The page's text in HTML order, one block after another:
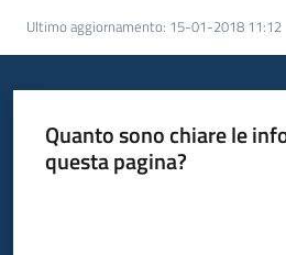
Ultimo aggiornamento: 15-01-2018 11:12
Quanto sono chiare le
questa pagina?